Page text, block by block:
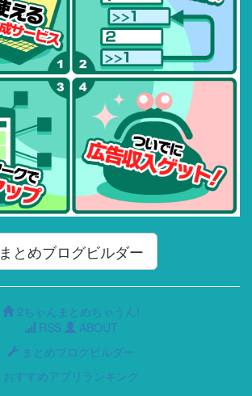
まとめブログビルダー
2ちゃんまとめちゃうん!
RSS
ABOUT
まとめブログビルダー
おすすめアプリランキング